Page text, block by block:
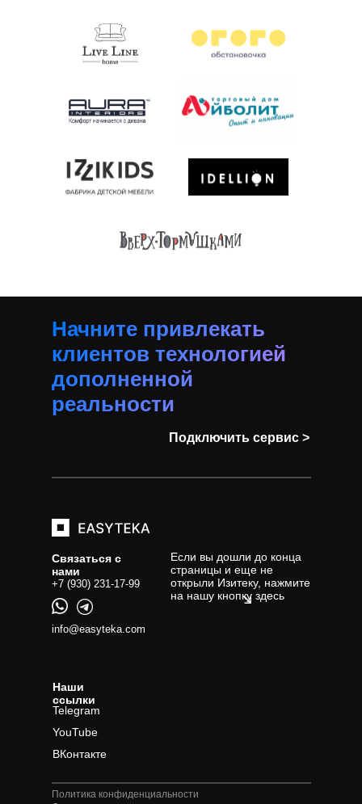
Начните привлекать
клиентов технологией
дополненной
реальности
Подключить сервис >
Связаться с
нами
+7 (930) 231-17-99
info@easyteka.com
Если вы дошли до конца
страницы и еще не
открыли Изитеку, нажмите
на нашу кнопку здесь
Наши
ссылки
Политика конфиденциальности
Telegram
YouTube
ВКонтакте